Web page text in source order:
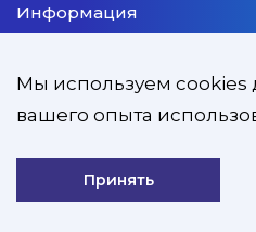
Информация
Оплата
Мы используем cookies
вашего опыта
Принять